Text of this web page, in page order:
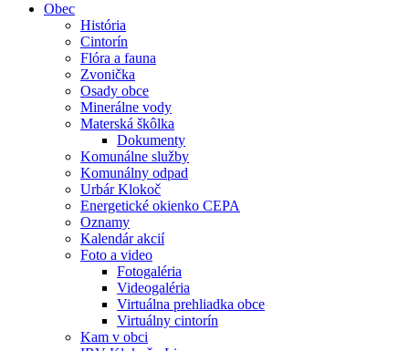
Obec
História
Cintorín
Flóra a fauna
Zvonička
Osady obce
Minerálne vody
Materská škôlka
Dokumenty
Komunálne služby
Komunálny odpad
Urbár Klokoč
Energetické okienko CEPA
Oznamy
Kalendár akcií
Foto a video
Fotogaléria
Videogaléria
Virtuálna prehliadka obce
Virtuálny cintorín
Kam v obci